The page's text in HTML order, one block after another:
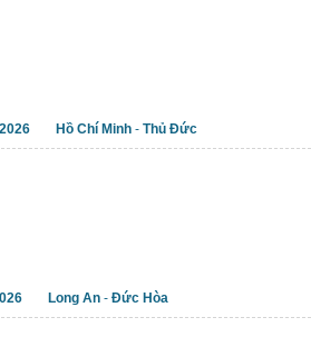
Hồ Chí Minh - Thủ Đức
Long An - Đức Hòa